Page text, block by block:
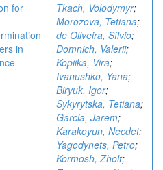
for
in
Tkach, Volodymyr;
Morozova, Tetiana;
de Oliveira, Sílvio;
Domnich, Valerii;
Kopiika, Vira;
Ivanushko, Yana;
Biryuk, Igor;
Sykyrytska, Tetiana;
Garcia, Jarem;
Karakoyun, Necdet;
Yagodynets, Petro;
Kormosh, Zholt;